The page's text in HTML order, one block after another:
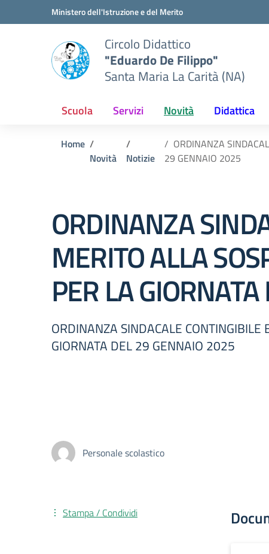
Vai ai contenuti
Vai al menu di navigazioneMinistero dell'Istruzione e del Merito
Circolo Didattico
"Eduardo De Filippo"
Santa Maria La Carità (NA)
Scuola Servizi Novità Didattica
Home
Novità
Notizie
ORDINANZA
29 GENNAIO 2025
ORDINANZA
MERITO ALLA
PER LA
ORDINANZA SINDACALE
GIORNATA DEL 29 GENNAIO 2025
Personale scolastico
Stampa / Condividi